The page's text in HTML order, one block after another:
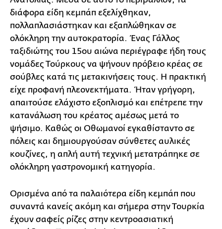
διάφορα είδη κεμπάπ εξελίχθηκαν,
πολλαπλασιάστηκαν και εξαπλώθηκαν σε
ολόκληρη την αυτοκρατορία. Ένας Γάλλος
ταξιδιώτης του 15ου αιώνα περιέγραφε ήδη τους
νομάδες Τούρκους να ψήνουν πρόβειο κρέας σε
σούβλες κατά τις μετακινήσεις τους. Η πρακτική
είχε προφανή πλεονεκτήματα. Ήταν γρήγορη,
απαιτούσε ελάχιστο εξοπλισμό και επέτρεπε την
κατανάλωση του κρέατος αμέσως μετά το
ψήσιμο. Καθώς οι Οθωμανοί εγκαθίσταντο σε
πόλεις και δημιουργούσαν σύνθετες αυλικές
κουζίνες, η απλή αυτή τεχνική μετατράπηκε σε
ολόκληρη γαστρονομική κατηγορία.
Ορισμένα από τα παλαιότερα είδη κεμπάπ που
συναντά κανείς ακόμη και σήμερα στην Τουρκία
έχουν σαφείς ρίζες στην κεντροασιατική